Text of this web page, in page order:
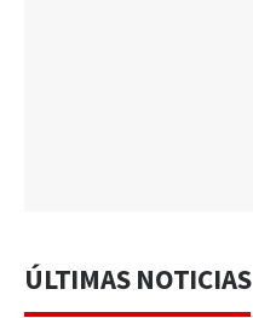
ÚLTIMAS NOTICIAS